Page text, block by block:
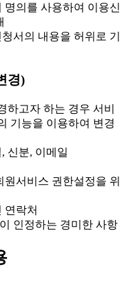
명의를 사용하여 이용신
서의 내용을 허위로 기
경)
하고자 하는 경우 서비
기능을 이용하여 변경
신분, 이메일
서비스 권한설정을 위
락처
인정하는 경미한 사항